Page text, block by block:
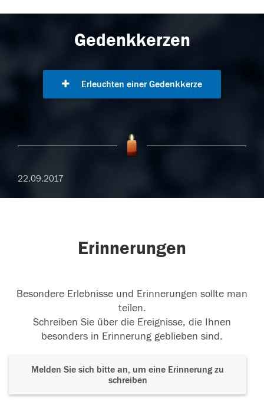
Gedenkkerzen
Erleuchten einer Gedenkkerze
22.09.2017
Erinnerungen
Besondere Erlebnisse und Erinnerungen sollte man
teilen.
Schreiben Sie über die Ereignisse, die Ihnen
besonders in Erinnerung geblieben sind.
Melden Sie sich bitte an, um eine Erinnerung zu
schreiben